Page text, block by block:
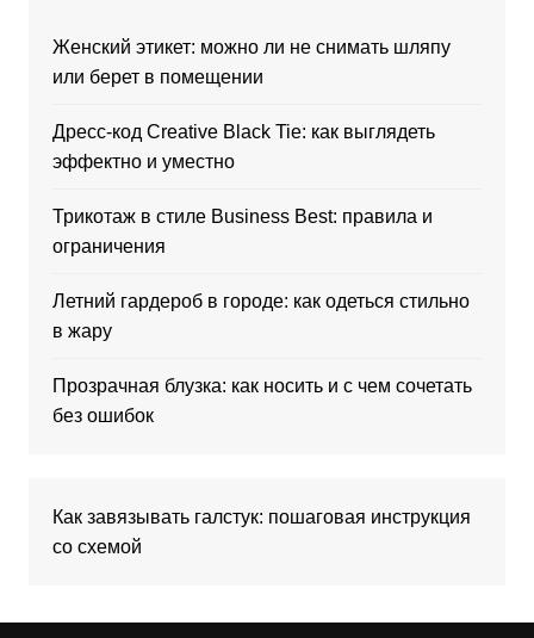
Женский этикет: можно ли не снимать шляпу
или берет в помещении
Дресс-код Creative Black Tie: как выглядеть
эффектно и уместно
Трикотаж в стиле Business Best: правила и
ограничения
Летний гардероб в городе: как одеться стильно
в жару
Прозрачная блузка: как носить и с чем сочетать
без ошибок
Как завязывать галстук: пошаговая инструкция
со схемой